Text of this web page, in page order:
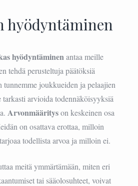
hyödyntäminen
hyödyntäminenantaa meille
tehdä perusteltuja päätöksiä
tunnemme joukkueiden ja pelaajien
tarkasti arvioida todennäköisyyksiä
Arvonmäärityson keskeinen osa
on osattava erottaa, milloin
todellista arvoa ja milloin ei.
meitä ymmärtämään, miten eri
tai sääolosuhteet, voivat